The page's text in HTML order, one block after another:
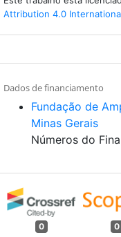
Attribution 4.0
Dados de financiamento
Fundação de
Minas Gerais
Números do
0 0